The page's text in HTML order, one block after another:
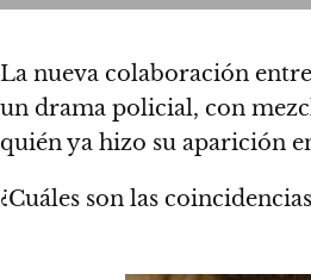
La nueva colaboración entre
un drama policial, con
quién ya hizo su aparición
¿Cuáles son las